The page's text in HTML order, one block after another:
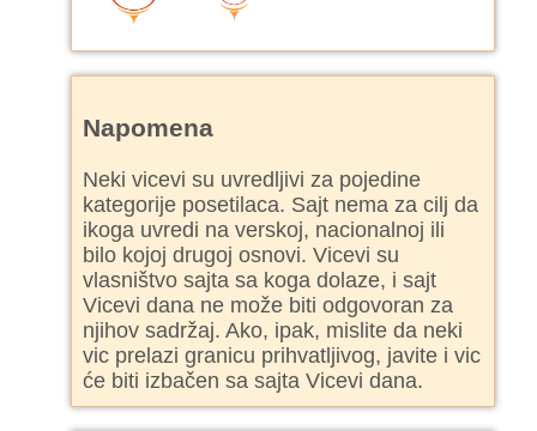
Napomena
Neki vicevi su uvredljivi za pojedine
kategorije posetilaca. Sajt nema za cilj da
ikoga uvredi na verskoj, nacionalnoj ili
bilo kojoj drugoj osnovi. Vicevi su
vlasništvo sajta sa koga dolaze, i sajt
Vicevi dana ne može biti odgovoran za
njihov sadržaj. Ako, ipak, mislite da neki
vic prelazi granicu prihvatljivog, javite i vic
će biti izbačen sa sajta Vicevi dana.